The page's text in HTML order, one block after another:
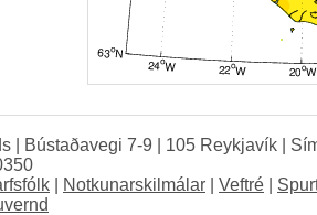
| Bústaðavegi 7-9 | 105 Reykjavík |
Notkunarskilmálar Veftré